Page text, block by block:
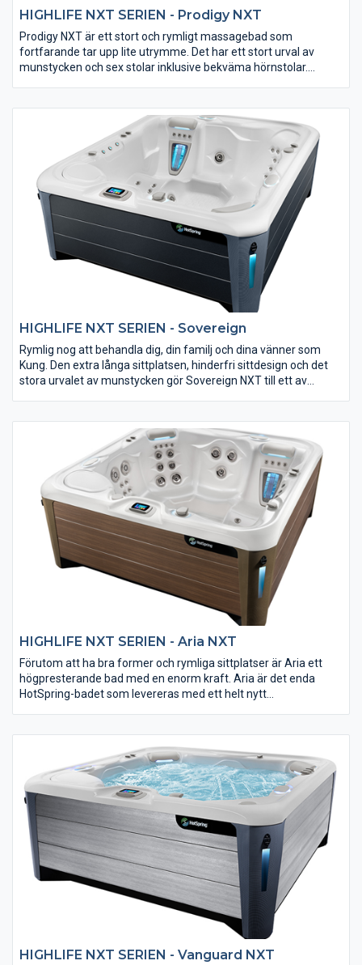
HIGHLIFE NXT SERIEN - Prodigy NXT
Prodigy NXT är ett stort och rymligt massagebad som
fortfarande tar upp lite utrymme. Det har ett stort urval av
munstycken och sex stolar inklusive bekväma hörnstolar.
praktiska storleken. Massagealternativen är många med 10
precisionsmunstycken, djup bakmassage och kraftfulla
Footstream-munstycken som ger dig mycket att se fram emot.
Minsta driftskostnad med 60 pund isolering och underhållsfri
yttre beklädnad.
HIGHLIFE NXT SERIEN - Sovereign
Rymlig nog att behandla dig, din familj och dina vänner som
Kung. Den extra långa sittplatsen, hinderfri sittdesign och det
stora urvalet av munstycken gör Sovereign NXT till ett av
områden. Detta inkluderar rygg, nacke, axlar och ben. Sovereign
NXT har vid flera tillfällen blivit det bästa köpet av världens
största konsumentmagasin, Consumers Digest.
HIGHLIFE NXT SERIEN - Aria NXT
Förutom att ha bra former och rymliga sittplatser är Aria ett
högpresterande bad med en enorm kraft. Aria är det enda
HotSpring-badet som levereras med ett helt nytt
Moto-Massage® DX-munstycken, precisionsnassmassage och
Tri-X®-filter. Utvändig design av BMW Design Group med
fascinerande belysning. HotSpring NXT är enligt vår
uppfattning det bästa badet på den norska marknaden.
HIGHLIFE NXT SERIEN - Vanguard NXT